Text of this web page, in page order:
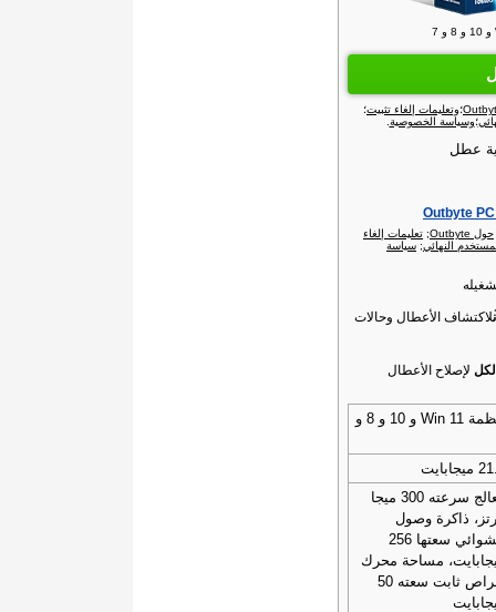
؛وتعليمات إلغاء تثبيت؛
؛وسياسة الخصوصية
عطل
حول Outbyte‏ ; تعليمات إلغاء
النهائي; سياسة
لاكتشاف الأعطال وحالات
لإصلاح الأعطال
أنظمة Win 11 و 10 و 8 و
معالج سرعته 300 ميجا
ذاكرة وصول
عشوائي سعتها 256
مساحة محرك
أقراص ثابت سعته 50